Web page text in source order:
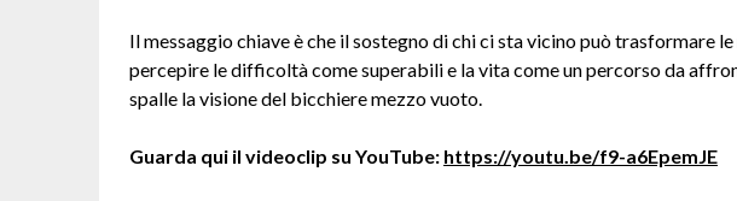
Il messaggio chiave è che il sostegno di chi ci sta vicino può trasformare
percepire le difficoltà come superabili e la vita come un percorso da
spalle la visione del bicchiere mezzo vuoto.
Guarda qui il videoclip su YouTube: https://youtu.be/f9-a6EpemJE